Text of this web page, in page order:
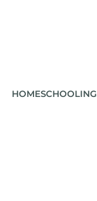
HOMESCHOOLING